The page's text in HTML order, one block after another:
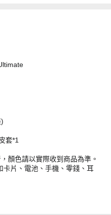
套*1
顏色請以實際收到商品為準。
片、電池、手機、零錢、耳